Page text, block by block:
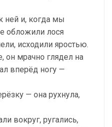
ней и, когда мы
обложили лося
исходили яростью.
он мрачно глядел на
вперёд ногу —
— она рухнула,
вокруг, ругались,